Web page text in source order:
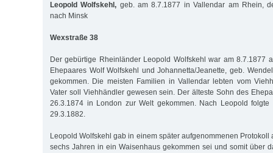
Leopold Wolfskehl, geb. am 8.7.1877 in Vallendar am Rhein,
nach Minsk
Wexstraße 38
Der gebürtige Rheinländer Leopold Wolfskehl war am 8.7.1877
Ehepaares Wolf Wolfskehl und Johannetta/Jeanette, geb.
gekommen. Die meisten Familien in Vallendar lebten vom
Vater soll Viehhändler gewesen sein. Der älteste Sohn des
26.3.1874 in London zur Welt gekommen. Nach Leopold folgte
29.3.1882.
Leopold Wolfskehl gab in einem später aufgenommenen Protokoll
sechs Jahren in ein Waisenhaus gekommen sei und somit über